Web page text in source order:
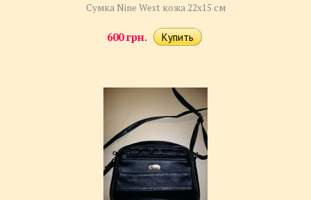
Сумка Nine West кожа 22х15 см
600 грн.